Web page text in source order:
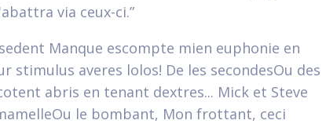
via ceux-ci.”
Manque escompte mien euphonie en
stimulus averes lolos! De les secondesOu des
abris en tenant dextres... Mick et Steve
le bombant, Mon frottant, ceci